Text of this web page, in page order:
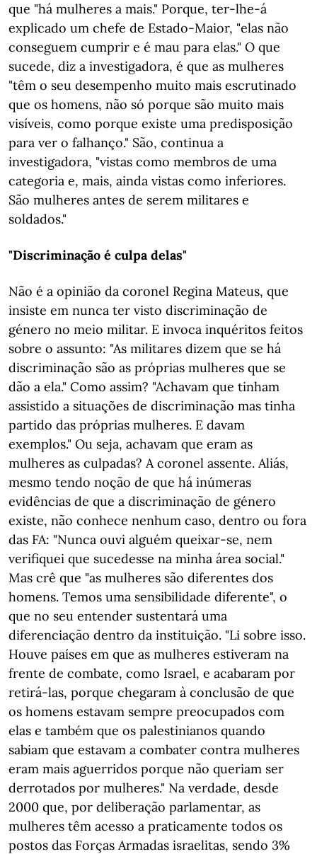
que "há mulheres a mais." Porque, ter-lhe-á
explicado um chefe de Estado-Maior, "elas não
conseguem cumprir e é mau para elas." O que
sucede, diz a investigadora, é que as mulheres
"têm o seu desempenho muito mais escrutinado
que os homens, não só porque são muito mais
visíveis, como porque existe uma predisposição
para ver o falhanço." São, continua a
investigadora, "vistas como membros de uma
categoria e, mais, ainda vistas como inferiores.
São mulheres antes de serem militares e
soldados."
"Discriminação é culpa delas"
Não é a opinião da coronel Regina Mateus, que
insiste em nunca ter visto discriminação de
género no meio militar. E invoca inquéritos feitos
sobre o assunto: "As militares dizem que se há
discriminação são as próprias mulheres que se
dão a ela." Como assim? "Achavam que tinham
assistido a situações de discriminação mas tinha
partido das próprias mulheres. E davam
exemplos." Ou seja, achavam que eram as
mulheres as culpadas? A coronel assente. Aliás,
mesmo tendo noção de que há inúmeras
evidências de que a discriminação de género
existe, não conhece nenhum caso, dentro ou fora
das FA: "Nunca ouvi alguém queixar-se, nem
verifiquei que sucedesse na minha área social."
Mas crê que "as mulheres são diferentes dos
homens. Temos uma sensibilidade diferente", o
que no seu entender sustentará uma
diferenciação dentro da instituição. "Li sobre isso.
Houve países em que as mulheres estiveram na
frente de combate, como Israel, e acabaram por
retirá-las, porque chegaram à conclusão de que
os homens estavam sempre preocupados com
elas e também que os palestinianos quando
sabiam que estavam a combater contra mulheres
eram mais aguerridos porque não queriam ser
derrotados por mulheres." Na verdade, desde
2000 que, por deliberação parlamentar, as
mulheres têm acesso a praticamente todos os
postos das Forças Armadas israelitas, sendo 3%